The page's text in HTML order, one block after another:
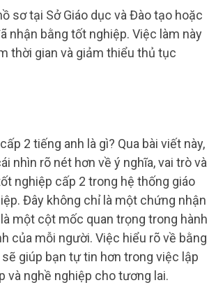
sơ tại Sở Giáo dục và Đào tạo hoặc
nhận bằng tốt nghiệp. Việc làm này
thời gian và giảm thiểu thủ tục
2 tiếng anh là gì? Qua bài viết này,
nhìn rõ nét hơn về ý nghĩa, vai trò và
nghiệp cấp 2 trong hệ thống giáo
Đây không chỉ là một chứng nhận
một cột mốc quan trọng trong hành
của mỗi người. Việc hiểu rõ về bằng
giúp bạn tự tin hơn trong việc lập
và nghề nghiệp cho tương lai.